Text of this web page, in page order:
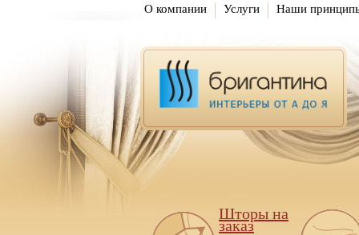
О компании Услуги Наши
Шторы на
заказ